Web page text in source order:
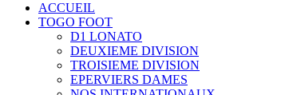
ACCUEIL
TOGO FOOT
D1 LONATO
DEUXIEME DIVISION
TROISIEME DIVISION
EPERVIERS DAMES